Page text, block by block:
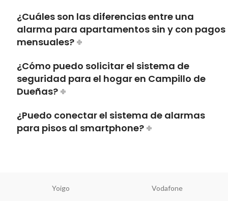
¿Cuáles son las diferencias entre una
alarma para apartamentos sin y con pagos
mensuales?
¿Cómo puedo solicitar el sistema de
seguridad para el hogar en Campillo de
Dueñas?
¿Puedo conectar el sistema de alarmas
para pisos al smartphone?
Yoigo Vodafone